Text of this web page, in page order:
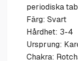
periodiska
Färg: Svart
Hårdhet: 3-4
Ursprung:
Chakra: